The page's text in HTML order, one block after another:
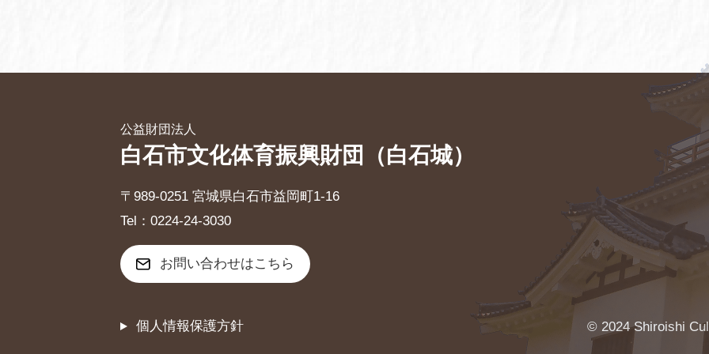
公益財団法人
白石市文化体育振興財団（白石城）
〒989-0251 宮城県白石市益岡町1-16
Tel：0224-24-3030
お問い合わせはこちら
個人情報保護方針 © 2024 Shiroishi